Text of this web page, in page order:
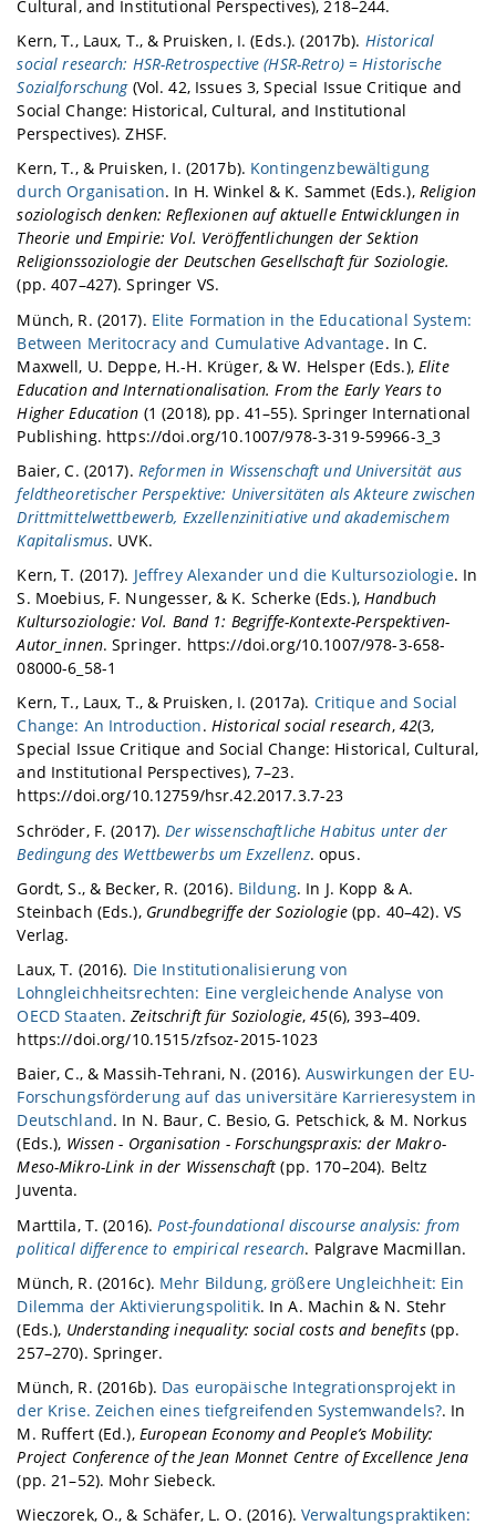
Cultural, and Institutional Perspectives), 218–244.
Kern, T., Laux, T., & Pruisken, I. (Eds.). (2017b). Historical
social research: HSR-Retrospective (HSR-Retro) = Historische
Sozialforschung(Vol. 42, Issues 3, Special Issue Critique and
Social Change: Historical, Cultural, and Institutional
Perspectives). ZHSF.
Kern, T., & Pruisken, I. (2017b). Kontingenzbewältigung
durch Organisation. In H. Winkel & K. Sammet (Eds.), Religion
soziologisch denken: Reflexionen auf aktuelle Entwicklungen in
Theorie und Empirie: Vol. Veröffentlichungen der Sektion
Religionssoziologie der Deutschen Gesellschaft für Soziologie.
(pp. 407–427). Springer VS.
Münch, R. (2017). Elite Formation in the Educational System:
Between Meritocracy and Cumulative Advantage. In C.
Maxwell, U. Deppe, H.-H. Krüger, & W. Helsper (Eds.), Elite
Education and Internationalisation. From the Early Years to
Higher Education (1 (2018), pp. 41–55). Springer International
Publishing. https://doi.org/10.1007/978-3-319-59966-3_3
Baier, C. (2017). Reformen in Wissenschaft und Universität aus
feldtheoretischer Perspektive: Universitäten als Akteure zwischen
Drittmittelwettbewerb, Exzellenzinitiative und akademischem
Kapitalismus. UVK.
Kern, T. (2017). Jeffrey Alexander und die Kultursoziologie. In
S. Moebius, F. Nungesser, & K. Scherke (Eds.), Handbuch
Kultursoziologie: Vol. Band 1: Begriffe-Kontexte-Perspektiven-
Autor_innen. Springer. https://doi.org/10.1007/978-3-658-
08000-6_58-1
Kern, T., Laux, T., & Pruisken, I. (2017a). Critique and Social
Change: An Introduction. Historical social research, 42(3,
Special Issue Critique and Social Change: Historical, Cultural,
and Institutional Perspectives), 7–23.
https://doi.org/10.12759/hsr.42.2017.3.7-23
Schröder, F. (2017). Der wissenschaftliche Habitus unter der
Bedingung des Wettbewerbs um Exzellenz. opus.
Gordt, S., & Becker, R. (2016). Bildung. In J. Kopp & A.
Steinbach (Eds.), Grundbegriffe der Soziologie(pp. 40–42). VS
Verlag.
Laux, T. (2016). Die Institutionalisierung von
Lohngleichheitsrechten: Eine vergleichende Analyse von
OECD Staaten.Zeitschrift für Soziologie,45(6), 393–409.
https://doi.org/10.1515/zfsoz-2015-1023
Baier, C., & Massih-Tehrani, N. (2016). Auswirkungen der EU-
Forschungsförderung auf das universitäre Karrieresystem in
Deutschland. In N. Baur, C. Besio, G. Petschick, & M. Norkus
(Eds.), Wissen - Organisation - Forschungspraxis: der Makro-
Meso-Mikro-Link in der Wissenschaft (pp. 170–204). Beltz
Juventa.
Marttila, T. (2016). Post-foundational discourse analysis: from
political difference to empirical research. Palgrave Macmillan.
Münch, R. (2016c). Mehr Bildung, größere Ungleichheit: Ein
Dilemma der Aktivierungspolitik. In A. Machin & N. Stehr
(Eds.), Understanding inequality: social costs and benefits(pp.
257–270). Springer.
Münch, R. (2016b). Das europäische Integrationsprojekt in
der Krise. Zeichen eines tiefgreifenden Systemwandels?. In
M. Ruffert (Ed.), European Economy and People’s Mobility:
Project Conference of the Jean Monnet Centre of Excellence Jena
(pp. 21–52). Mohr Siebeck.
Wieczorek, O., & Schäfer, L. O. (2016). Verwaltungspraktiken: